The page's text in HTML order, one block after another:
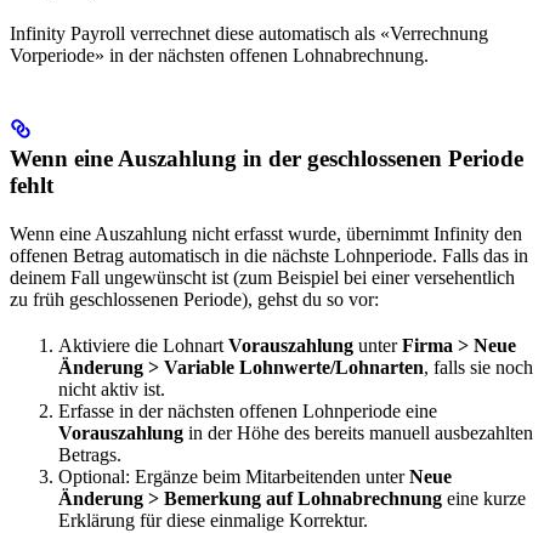
Infinity Payroll verrechnet diese automatisch als «Verrechnung
Vorperiode» in der nächsten offenen Lohnabrechnung.
Wenn eine Auszahlung in der geschlossenen Periode
fehlt
Wenn eine Auszahlung nicht erfasst wurde, übernimmt Infinity den
offenen Betrag automatisch in die nächste Lohnperiode. Falls das in
deinem Fall ungewünscht ist (zum Beispiel bei einer versehentlich
zu früh geschlossenen Periode), gehst du so vor:
Aktiviere die Lohnart Vorauszahlung unterFirma > Neue
Änderung > Variable Lohnwerte/Lohnarten, falls sie noch
nicht aktiv ist.
Erfasse in der nächsten offenen Lohnperiode eine
Vorauszahlung in der Höhe des bereits manuell ausbezahlten
Betrags.
Optional: Ergänze beim Mitarbeitenden unterNeue
Änderung > Bemerkung auf Lohnabrechnung eine kurze
Erklärung für diese einmalige Korrektur.